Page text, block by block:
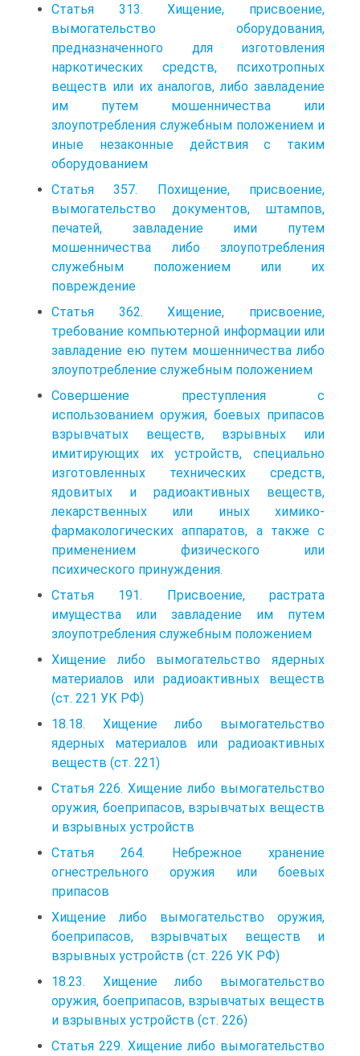
Статья 313. Хищение, присвоение,
вымогательство оборудования,
предназначенного для изготовления
наркотических средств, психотропных
веществ или их аналогов, либо завладение
им путем мошенничества или
злоупотребления служебным положением и
иные незаконные действия с таким
оборудованием
Статья 357. Похищение, присвоение,
вымогательство документов, штампов,
печатей, завладение ими путем
мошенничества либо злоупотребления
служебным положением или их
повреждение
Статья 362. Хищение, присвоение,
требование компьютерной информации или
завладение ею путем мошенничества либо
злоупотребление служебным положением
Совершение преступления с
использованием оружия, боевых припасов
взрывчатых веществ, взрывных или
имитирующих их устройств, специально
изготовленных технических средств,
ядовитых и радиоактивных веществ,
лекарственных или иных химико-
фармакологических аппаратов, а также с
применением физического или
психического принуждения.
Статья 191. Присвоение, растрата
имущества или завладение им путем
злоупотребления служебным положением
Хищение либо вымогательство ядерных
материалов или радиоактивных веществ
(ст. 221 УК РФ)
18.18. Хищение либо вымогательство
ядерных материалов или радиоактивных
веществ (ст. 221)
Статья 226. Хищение либо вымогательство
оружия, боеприпасов, взрывчатых веществ
и взрывных устройств
Статья 264. Небрежное хранение
огнестрельного оружия или боевых
припасов
Хищение либо вымогательство оружия,
боеприпасов, взрывчатых веществ и
взрывных устройств (ст. 226 УК РФ)
18.23. Хищение либо вымогательство
оружия, боеприпасов, взрывчатых веществ
и взрывных устройств (ст. 226)
Статья 229. Хищение либо вымогательство